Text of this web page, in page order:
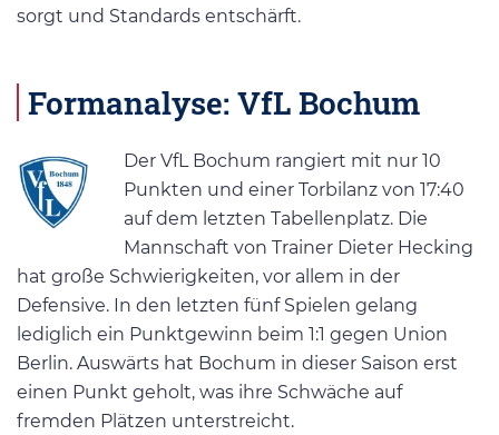
sorgt und Standards entschärft.
Formanalyse: VfL Bochum
Der VfL Bochum rangiert mit nur 10
Punkten und einer Torbilanz von 17:40
auf dem letzten Tabellenplatz​. Die
Mannschaft von Trainer Dieter Hecking
hat große Schwierigkeiten, vor allem in der
Defensive. In den letzten fünf Spielen gelang
lediglich ein Punktgewinn beim 1:1 gegen Union
Berlin. Auswärts hat Bochum in dieser Saison erst
einen Punkt geholt, was ihre Schwäche auf
fremden Plätzen unterstreicht.